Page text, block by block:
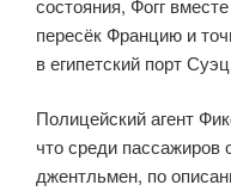
пересёк Францию и
в египетский порт
Полицейский агент
что среди пассажиров
джентльмен, по